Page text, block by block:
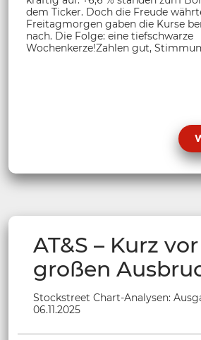
dem Ticker. Doch die Freude
Freitagmorgen gaben die Kurse
nach. Die Folge: eine tiefschwarze
Wochenkerze!Zahlen gut,
AT&S – Kurz
großen
Stockstreet Chart-Analysen:
06.11.2025